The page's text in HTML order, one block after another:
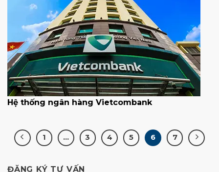
Hệ thống ngân hàng Vietcombank
1 … 3 4 5 6 7
ĐĂNG KÝ TƯ VẤN